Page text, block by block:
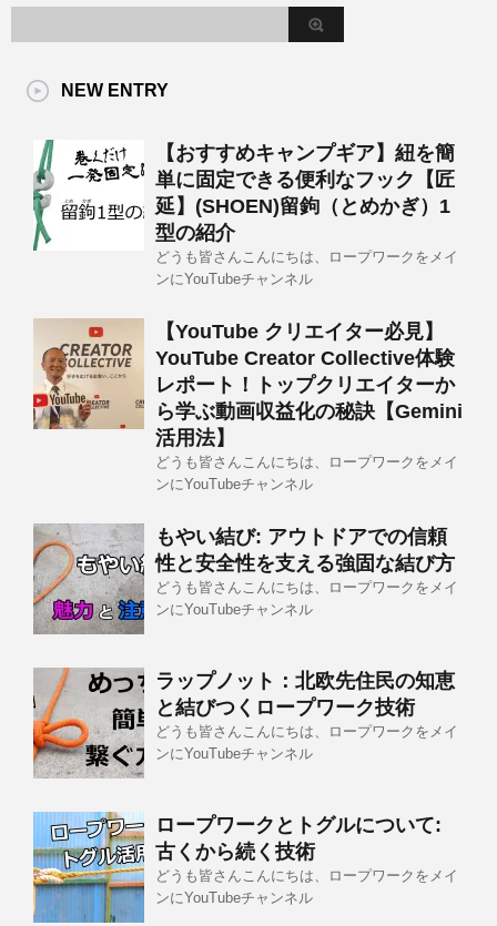
NEW ENTRY
【おすすめキャンプギア】紐を簡
単に固定できる便利なフック【匠
延】(SHOEN)留鉤（とめかぎ）1
型の紹介
どうも皆さんこんにちは、ロープワークをメイ
ンにYouTubeチャンネル
【YouTube クリエイター必見】
YouTube Creator Collective体験
レポート！トップクリエイターか
ら学ぶ動画収益化の秘訣【Gemini
活用法】
どうも皆さんこんにちは、ロープワークをメイ
ンにYouTubeチャンネル
もやい結び: アウトドアでの信頼
性と安全性を支える強固な結び方
どうも皆さんこんにちは、ロープワークをメイ
ンにYouTubeチャンネル
ラップノット：北欧先住民の知恵
と結びつくロープワーク技術
どうも皆さんこんにちは、ロープワークをメイ
ンにYouTubeチャンネル
ロープワークとトグルについて:
古くから続く技術
どうも皆さんこんにちは、ロープワークをメイ
ンにYouTubeチャンネル